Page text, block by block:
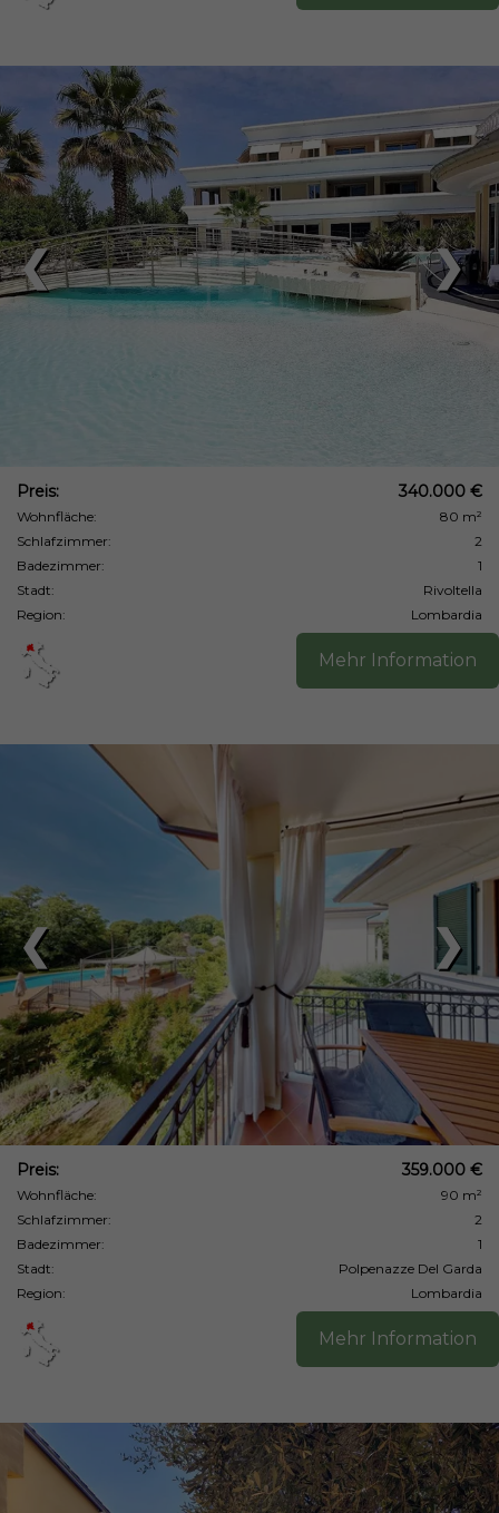
❯
❮
Preis: 340.000 €
Wohnfläche:
80 m²
Schlafzimmer:
2
Badezimmer:
1
Stadt:
Rivoltella
Region:
Lombardia
Mehr Information
❯
❮
Preis: 359.000 €
Wohnfläche:
90 m²
Schlafzimmer:
2
Badezimmer:
1
Stadt:
Polpenazze Del Garda
Region:
Lombardia
Mehr Information